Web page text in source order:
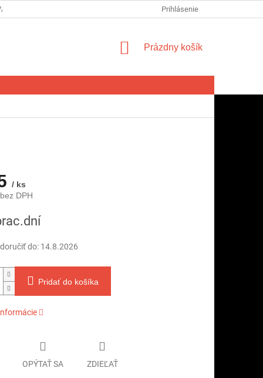
SPOTREBITEĽA NA ODSTÚPENIE OD ZMLUVY FORMULÁR NA
Prihlásenie
NÁKUPNÝ
Prázdny košík
/ ks
DPH
do: 14.8.2026
Pridať do košíka
OPÝTAŤ SA ZDIEĽAŤ